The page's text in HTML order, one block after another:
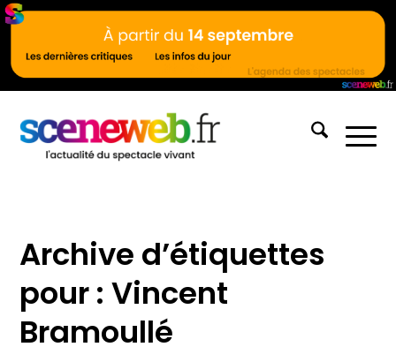
Archive d’étiquettes
pour :Vincent
Bramoullé